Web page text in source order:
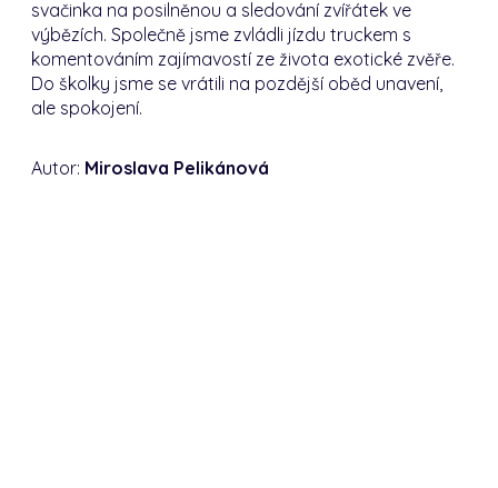
svačinka na posilněnou a sledování zvířátek ve
výbězích. Společně jsme zvládli jízdu truckem s
komentováním zajímavostí ze života exotické zvěře.
Do školky jsme se vrátili na pozdější oběd unavení,
ale spokojení.
Autor: Miroslava Pelikánová